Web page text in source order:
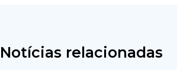
Notícias relacionadas